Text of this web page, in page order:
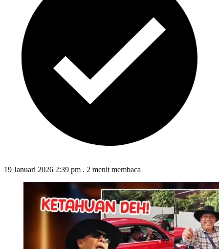
19 Januari 2026 2:39 pm . 2 menit membaca